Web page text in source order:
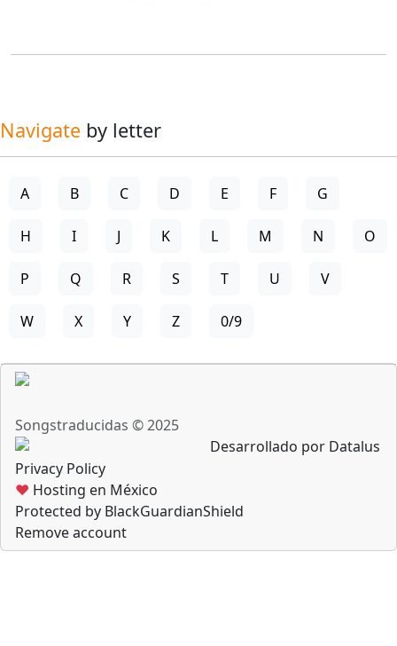
Navigate by letter
A B C D E F G
H I J K L M N O
P Q R S T U V
W X Y Z 0/9
Songstraducidas © 2025
Desarrollado por Datalus
Privacy Policy
♥ Hosting en México
Protected by BlackGuardianShield
Remove account